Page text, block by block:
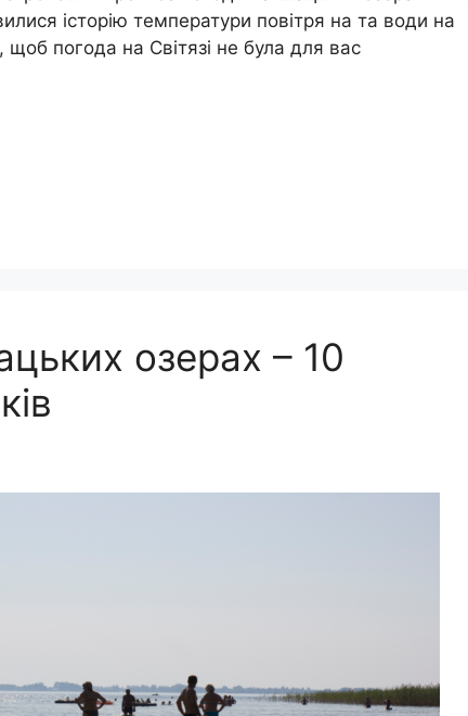
історію температури повітря на та води на
погода на Світязі не була для вас
озерах – 10